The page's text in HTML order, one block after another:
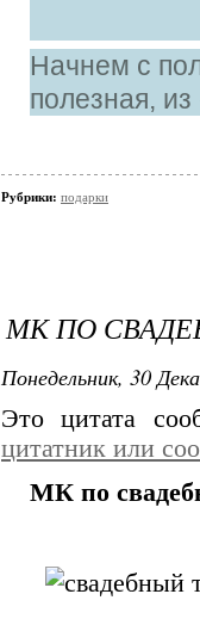
Начнем с
полезная, из
Рубрики: подарки
МК ПО
Понедельник, 30
Это цитата
цитатник или
МК по